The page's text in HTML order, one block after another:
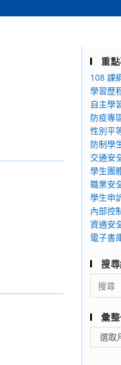
重
108 課
學習歷
自主學
防疫專
性別平
防制學
交通安
學生團
職業安
學生申
內部控
資通安
電子書
搜
Search
for:
彙
整
選取